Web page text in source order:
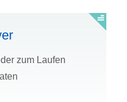
zum Laufen